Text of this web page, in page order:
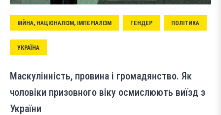
ВІЙНА, НАЦІОНАЛІЗМ, ІМПЕРІАЛІЗМ ГЕНДЕР ПОЛІТИКА
УКРАЇНА
Маскулінність, провина і громадянство. Як
чоловіки призовного віку осмислюють виїзд з
України